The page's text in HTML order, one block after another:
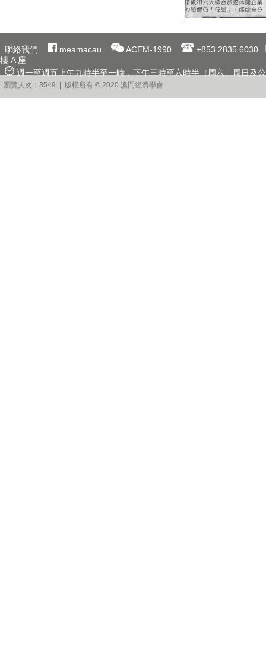
聯絡我們 meamacau ACEM-1990
+853 2835 6030
樓 A 座
週一至週五上午九時半至一時﹐下午三時至六時半（周六、周日及
瀏覽人次：3549 | 版權所有 © 2020 澳門經濟學會